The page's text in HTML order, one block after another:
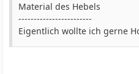
Material des Hebels
------------------------
Eigentlich wollte ich gerne